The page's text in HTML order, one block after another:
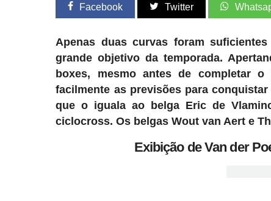
Facebook Twitter
Apenas duas curvas foram
grande objetivo da temporada.
boxes, mesmo antes de completar
facilmente as previsões para
que o iguala ao belga Eric de
ciclocross. Os belgas Wout van Aert e
Exibição de Van der